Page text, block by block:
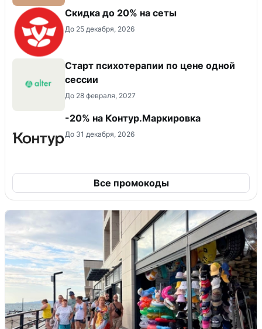
Скидка до 20% на сеты
До 25 декабря, 2026
Старт психотерапии по цене одной
сессии
До 28 февраля, 2027
-20% на Контур.Маркировка
До 31 декабря, 2026
Все промокоды